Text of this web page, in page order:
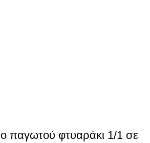
παγωτού φτυαράκι 1/1 σε